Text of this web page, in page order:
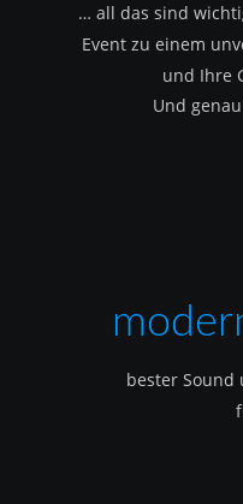
… all das sind
Event zu einem
und Ihre
Und
bester Sound